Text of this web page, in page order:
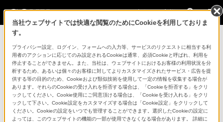
法人のお客様
コンスーマー製品に関するお問い合わせ
製品に関する重要なお知らせ
プロフェッショナル／業務用製品に関
するサポート・お問い合わせ
当社ウェブサイトでは快適な閲覧のためにCookieを利用しておりま
す。
プライバシー設定、ログイン、フォームへの入力等、サービスのリクエストに相当する利
用者のアクションに応じてのみ設定されるCookieは通常、必須Cookieと呼ばれ、利用を
停止することができません。また、当社は、ウェブサイトにおけるお客様の利用状況を分
析するため、あるいは個々のお客様に対してよりカスタマイズされたサービス・広告を提
供する等の目的のため、Cookieおよび類似技術を使用して一定の情報を収集する場合が
あります。それらのCookieの受け入れを拒否する場合は、「Cookieを拒否する」をクリ
ックしてください。Cookie使用にご同意頂ける場合は、「Cookieを受け入れる」をクリ
ックして下さい。Cookie設定をカスタマイズする場合は「Cookie設定」をクリックして
ください。Cookieの設定をいつでも管理することができます。選択したCookieの設定に
よっては、このウェブサイトの機能の一部が使用できなくなる場合があります。 詳細に